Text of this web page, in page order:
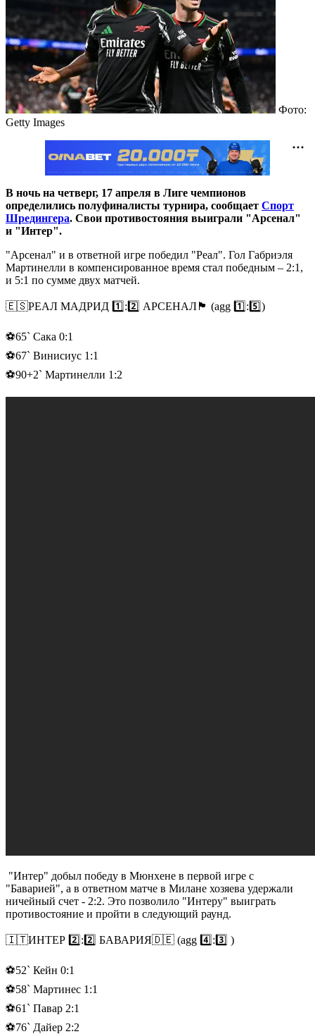
Фото:
Getty Images
В ночь на четверг, 17 апреля в Лиге чемпионов
определились полуфиналисты турнира, сообщает Спорт
Шредингера. Свои противостояния выиграли "Арсенал"
и "Интер".
"Арсенал" и в ответной игре победил "Реал". Гол Габриэля
Мартинелли в компенсированное время стал победным – 2:1,
и 5:1 по сумме двух матчей.
🇪🇸РЕАЛ МАДРИД 1️⃣:2️⃣ АРСЕНАЛ🏴󠁧󠁢󠁥󠁮󠁧󠁿 (agg 1️⃣:5️⃣)
⚽️65` Сака 0:1
⚽️67` Винисиус 1:1
⚽️90+2` Мартинелли 1:2
"Интер" добыл победу в Мюнхене в первой игре с
"Баварией", а в ответном матче в Милане хозяева удержали
ничейный счет - 2:2. Это позволило "Интеру" выиграть
противостояние и пройти в следующий раунд.
🇮🇹ИНТЕР 2️⃣:2️⃣ БАВАРИЯ🇩🇪 (agg 4️⃣:3️⃣ )
⚽️52` Кейн 0:1
⚽️58` Мартинес 1:1
⚽️61` Павар 2:1
⚽️76` Дайер 2:2